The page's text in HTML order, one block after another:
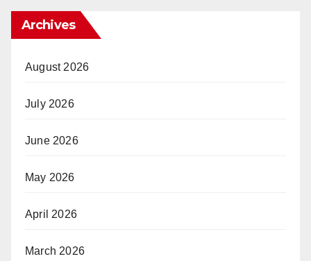
Archives
August 2026
July 2026
June 2026
May 2026
April 2026
March 2026